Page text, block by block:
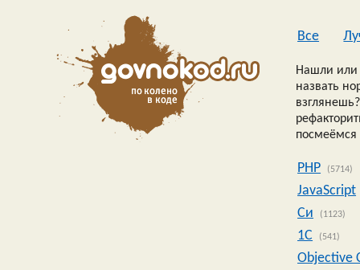
Все
Нашли или
назвать
посмеёмся
PHP (5714)
JavaScript
Си
(1123)
1C (541)
Objective